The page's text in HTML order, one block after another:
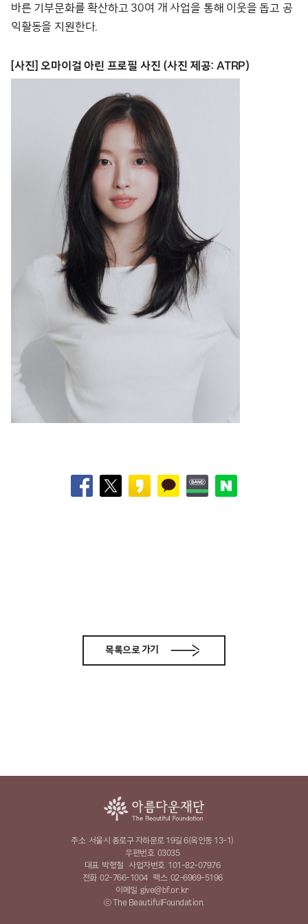
바른 기부문화를 확산하고 30여 개 사업을 통해 이웃을 돕고 공
익활동을 지원한다.
[사진] 오마이걸 아린 프로필 사진 (사진 제공: ATRP)
목록으로 가기
주소 서울시 종로구 자하문로 19길 6(옥인동 13-1)
우편번호 03035
대표 박형철 사업자번호 101-82-07976
전화 02-766-1004 팩스 02-6969-5196
이메일 give@bf.or.kr
ⓒ The BeautifulFoundation.